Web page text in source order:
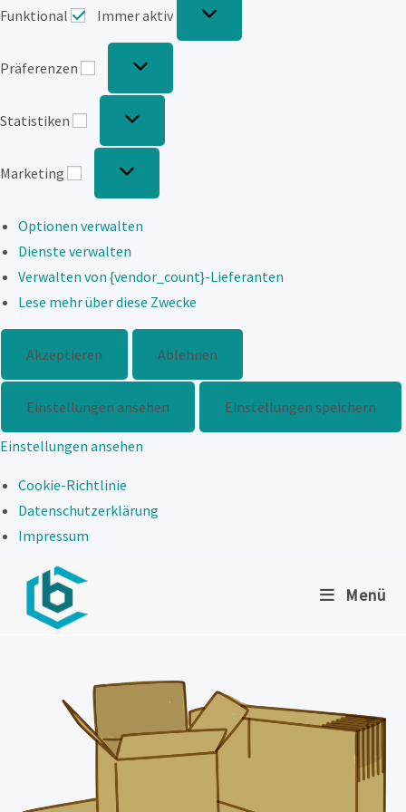
Funktional Immer aktiv
Präferenzen
Präferenzen
Statistiken
Statistiken
Marketing
Marketing
Optionen verwalten
Dienste verwalten
Verwalten von {vendor_count}-Lieferanten
Lese mehr über diese Zwecke
Akzeptieren Ablehnen
Einstellungen ansehen Einstellungen speichern
Einstellungen ansehen
Cookie-Richtlinie
Datenschutzerklärung
Impressum
springen
Menü